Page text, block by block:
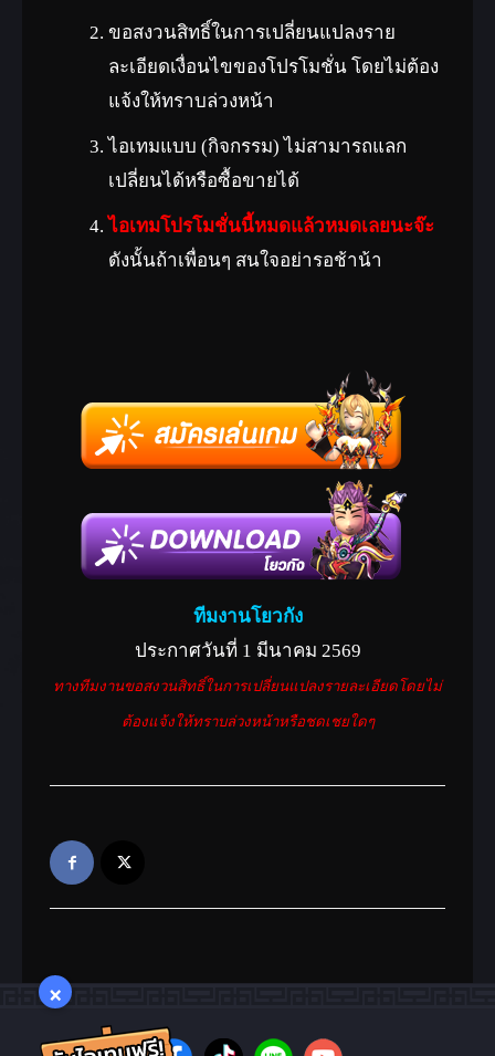
ตั๋วแลกเปลี่ยนอาวุธความ
ดี(Lv.170)
นำไปแลกเปลี่ยนเป็นอาวุธความดี
รัตติกาลโลกันต์ระดับเซียน 7 ตาม
อาชีพที่เฒ่าลูกคิดทอง
ตั๋วแลกเปลี่ยนชุดความ
ดี(Lv.170)
ตั๋วแลกเปลี่ยนรองเท้าความ
ดี(Lv.170)
นำไปแลกเปลี่ยนเป็นรองเท้าความ
ดีรัตติกาลโลกันต์ระดับเซียน 7 ตาม
อาชีพที่เฒ่าลูกคิดทอง
ตั๋วแลกเปลี่ยนเกราะความ
ดี(Lv.170)
นำไปแลกเปลี่ยนเป็นเกราะความดี
รัตติกาลโลกันต์ระดับเซียน 7 ตาม
อาชีพที่เฒ่าลูกคิดทอง
ความดี(Lv.170)
ขอสงวนสิทธิ์ในการเปลี่ยนแปลงราย
ละเอียดเงื่อนไขของโปรโมชั่น โดยไม่ต้อง
แจ้งให้ทราบล่วงหน้า
ไอเทมแบบ (กิจกรรม) ไม่สามารถแลก
เปลี่ยนได้หรือซื้อขายได้
ไอเทมโปรโมชั่นนี้หมดแล้วหมดเลยนะจ๊ะ
ดังนั้นถ้าเพื่อนๆ สนใจอย่ารอช้าน้า
ทีมงานโยวกัง
ประกาศวันที่ 1 มีนาคม 2569
ทางทีมงานขอสงวนสิทธิ์ในการเปลี่ยนแปลงรายละเอียดโดยไม่
ต้องแจ้งให้ทราบล่วงหน้าหรือชดเชยใดๆ
×